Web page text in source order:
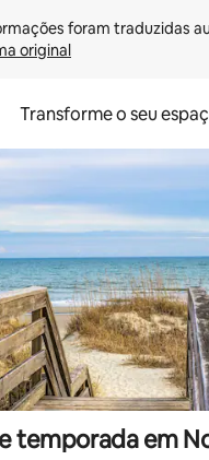
original
Transforme o seu
temporada em